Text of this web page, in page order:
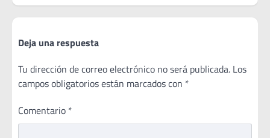
Deja una respuesta
Tu dirección de correo electrónico no será publicada. Los
campos obligatorios están marcados con *
Comentario *